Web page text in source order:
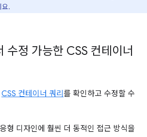
요.
수정 가능한 CSS 컨테이너
CSS 컨테이너 쿼리 를 확인하고 수정할 수
형 디자인에 훨씬 더 동적인 접근 방식을